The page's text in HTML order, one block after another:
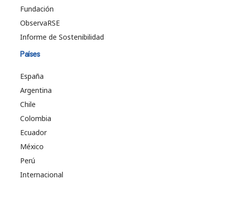
Fundación
ObservaRSE
Informe de Sostenibilidad
Países
España
Argentina
Chile
Colombia
Ecuador
México
Perú
Internacional